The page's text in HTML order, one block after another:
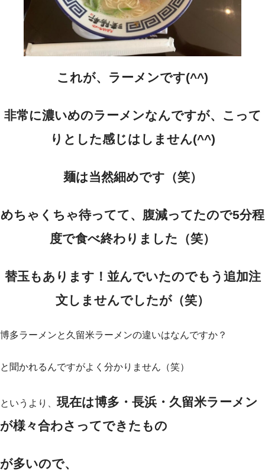
これが、ラーメンです(^^)
非常に濃いめのラーメンなんですが、こって
りとした感じはしません(^^)
麺は当然細めです（笑）
めちゃくちゃ待ってて、腹減ってたので5分程
度で食べ終わりました（笑）
替玉もあります！並んでいたのでもう追加注
文しませんでしたが（笑）
博多ラーメンと久留米ラーメンの違いはなんですか？
と聞かれるんですがよく分かりません（笑）
というより、 現在は博多・長浜・久留米ラーメン
が様々合わさってできたもの
が多いので、